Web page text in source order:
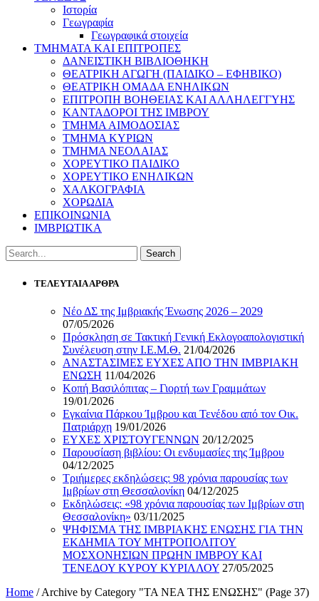
Ιστορία
Γεωγραφία
Γεωγραφικά στοιχεία
ΤΜΗΜΑΤΑ ΚΑΙ ΕΠΙΤΡΟΠΕΣ
ΔΑΝΕΙΣΤΙΚΗ ΒΙΒΛΙΟΘΗΚΗ
ΘΕΑΤΡΙΚΗ ΑΓΩΓΗ (ΠΑΙΔΙΚΟ – ΕΦΗΒΙΚΟ)
ΘΕΑΤΡΙΚΗ ΟΜΑΔΑ ΕΝΗΛΙΚΩΝ
ΕΠΙΤΡΟΠΗ ΒΟΗΘΕΙΑΣ ΚΑΙ ΑΛΛΗΛΕΓΓΥΗΣ
ΚΑΝΤΑΔΟΡΟΙ ΤΗΣ ΙΜΒΡΟΥ
ΤΜΗΜΑ ΑΙΜΟΔΟΣΙΑΣ
ΤΜΗΜΑ ΚΥΡΙΩΝ
ΤΜΗΜΑ ΝΕΟΛΑΙΑΣ
ΧΟΡΕΥΤΙΚΟ ΠΑΙΔΙΚΟ
ΧΟΡΕΥΤΙΚΟ ΕΝΗΛΙΚΩΝ
ΧΑΛΚΟΓΡΑΦΙΑ
ΧΟΡΩΔΙΑ
ΕΠΙΚΟΙΝΩΝΙΑ
ΙΜΒΡΙΩΤΙΚΑ
ΤΕΛΕΥΤΑΙΑ ΑΡΘΡΑ
Νέο ΔΣ της Ιμβριακής Ένωσης 2026 – 2029
07/05/2026
Πρόσκληση σε Τακτική Γενική Εκλογοαπολογιστική
Συνέλευση στην Ι.Ε.Μ.Θ. 21/04/2026
ΑΝΑΣΤΑΣΙΜΕΣ ΕΥΧΕΣ ΑΠΟ ΤΗΝ ΙΜΒΡΙΑΚΗ
ΕΝΩΣΗ 11/04/2026
Κοπή Βασιλόπιτας – Γιορτή των Γραμμάτων
19/01/2026
Εγκαίνια Πάρκου Ίμβρου και Τενέδου από τον Οικ.
Πατριάρχη 19/01/2026
ΕΥΧΕΣ ΧΡΙΣΤΟΥΓΕΝΝΩΝ 20/12/2025
Παρουσίαση βιβλίου: Οι ενδυμασίες της Ίμβρου
04/12/2025
Τριήμερες εκδηλώσεις: 98 χρόνια παρουσίας των
Ιμβρίων στη Θεσσαλονίκη 04/12/2025
Εκδηλώσεις: «98 χρόνια παρουσίας των Ιμβρίων στη
Θεσσαλονίκη» 03/11/2025
ΨΗΦΙΣΜΑ ΤΗΣ ΙΜΒΡΙΑΚΗΣ ΕΝΩΣΗΣ ΓΙΑ ΤΗΝ
ΕΚΔΗΜΙΑ ΤΟΥ ΜΗΤΡΟΠΟΛΙΤΟΥ
ΜΟΣΧΟΝΗΣΙΩΝ ΠΡΩΗΝ ΙΜΒΡΟΥ ΚΑΙ
ΤΕΝΕΔΟΥ ΚΥΡΟΥ ΚΥΡΙΛΛΟΥ 27/05/2025
Home /Archive by Category "ΤΑ ΝΕΑ ΤΗΣ ΕΝΩΣΗΣ" (Page 37)